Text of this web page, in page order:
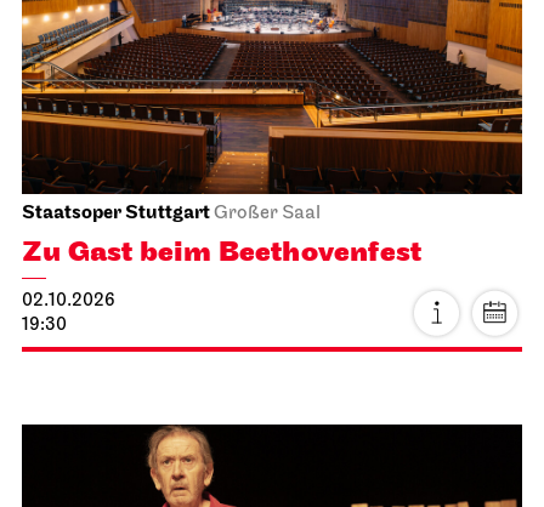
Staatsoper StuttgartGroßer Saal
Zu Gast beim Beethovenfest
02.10.2026
19:30